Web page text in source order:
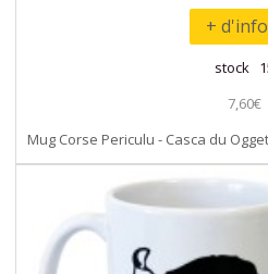
+
stock
7,60€
Mug Corse Periculu - Casca du